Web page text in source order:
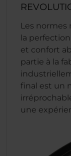
Les
la
et confort
partie à la
final est un
une